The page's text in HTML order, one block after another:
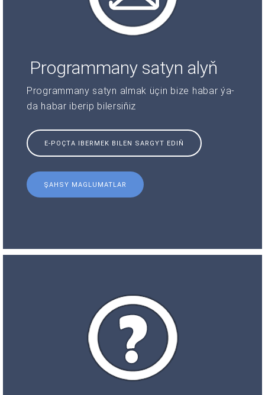
Programmany satyn alyň
Programmany satyn almak üçin bize habar ýa-
da habar iberip bilersiňiz
E-POÇTA IBERMEK BILEN SARGYT EDIŇ
ŞAHSY MAGLUMATLAR